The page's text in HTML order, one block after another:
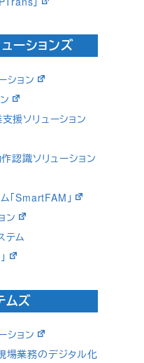
ーションズ
ション
援ソリューション
認識ソリューション
「SmartFAM」
ン
テム
ムズ
ション
場業務のデジタル化